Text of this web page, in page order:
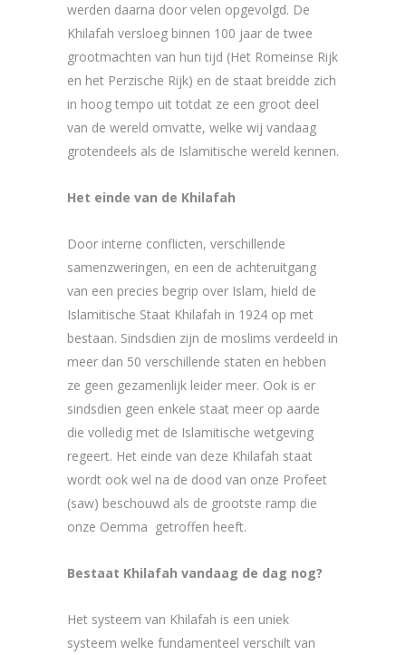
werden daarna door velen opgevolgd. De
Khilafah versloeg binnen 100 jaar de twee
grootmachten van hun tijd (Het Romeinse Rijk
en het Perzische Rijk) en de staat breidde zich
in hoog tempo uit totdat ze een groot deel
van de wereld omvatte, welke wij vandaag
grotendeels als de Islamitische wereld kennen.
Het einde van de Khilafah
Door interne conflicten, verschillende
samenzweringen, en een de achteruitgang
van een precies begrip over Islam, hield de
Islamitische Staat Khilafah in 1924 op met
bestaan. Sindsdien zijn de moslims verdeeld in
meer dan 50 verschillende staten en hebben
ze geen gezamenlijk leider meer. Ook is er
sindsdien geen enkele staat meer op aarde
die volledig met de Islamitische wetgeving
regeert. Het einde van deze Khilafah staat
wordt ook wel na de dood van onze Profeet
(saw) beschouwd als de grootste ramp die
onze Oemma getroffen heeft.
Bestaat Khilafah vandaag de dag nog?
Het systeem van Khilafah is een uniek
systeem welke fundamenteel verschilt van